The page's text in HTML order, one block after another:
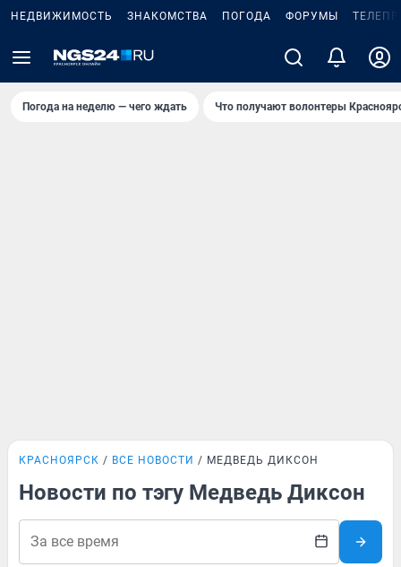
НЕДВИЖИМОСТЬ ЗНАКОМСТВА ПОГОДА ФОРУМЫ
Погода на неделю — чего ждать Что получают волонтеры
КРАСНОЯРСК ВСЕ НОВОСТИ МЕДВЕДЬ ДИКСОН
Новости по тэгу Медведь Диксон